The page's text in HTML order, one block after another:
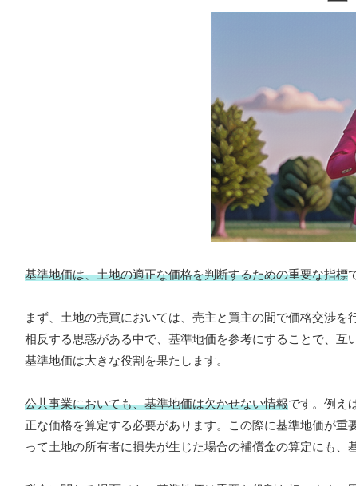
基準地価は、土地の適正な価格を判断するための重要な指標
まず、土地の売買においては、売主と買主の間で価格交渉
相反する思惑がある中で、基準地価を参考にすることで、互
基準地価は大きな役割を果たします。
公共事業においても、基準地価は欠かせない情報です。例え
正な価格を算定する必要があります。この際に基準地価が
って土地の所有者に損失が生じた場合の補償金の算定にも、